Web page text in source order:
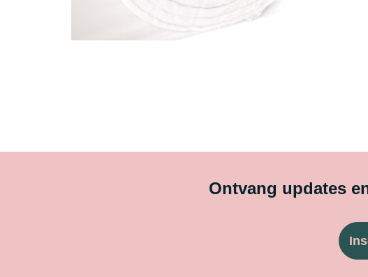
Ontvang updates